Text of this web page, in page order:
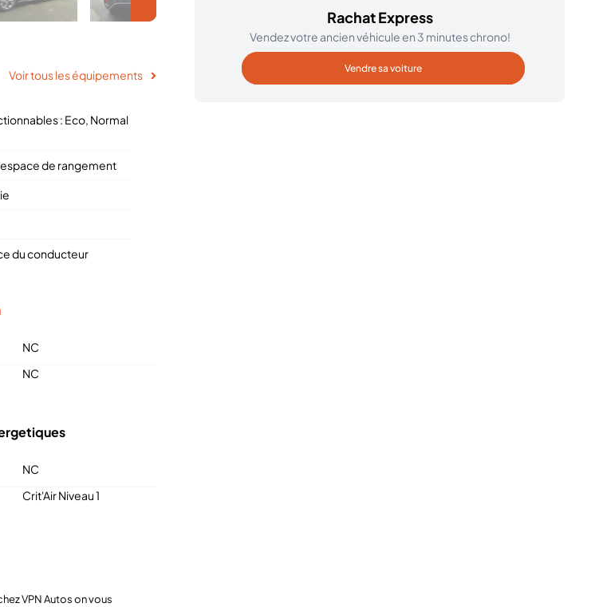
Voir tous les équipements
: Eco, Normal
de rangement
du conducteur
NC
NC
NC
Crit'Air Niveau 1
VPN Autos on vous
Rachat Express
Vendez votre ancien véhicule en 3 minutes chrono!
Vendre sa voiture